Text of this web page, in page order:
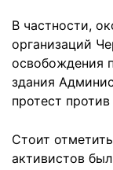
В частности,
организаций
освобождения
здания
протест
Стоит
активистов